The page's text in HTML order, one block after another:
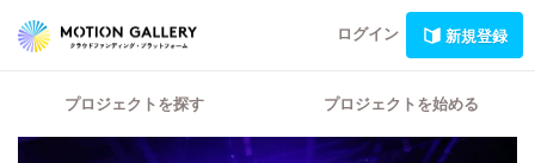
ログイン 新規登録
プロジェクトを探す プロジェクトを始める